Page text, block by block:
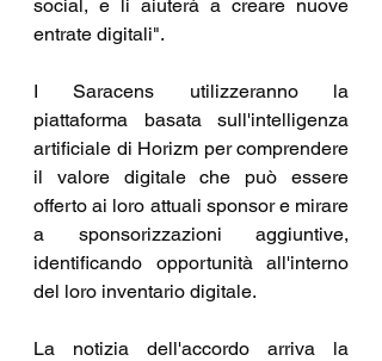
social, e li aiuterà a creare nuove
entrate digitali".
I Saracens utilizzeranno la
piattaforma basata sull'intelligenza
artificiale di Horizm per comprendere
il valore digitale che può essere
offerto ai loro attuali sponsor e mirare
a sponsorizzazioni aggiuntive,
identificando opportunità all'interno
del loro inventario digitale.
La notizia dell'accordo arriva la